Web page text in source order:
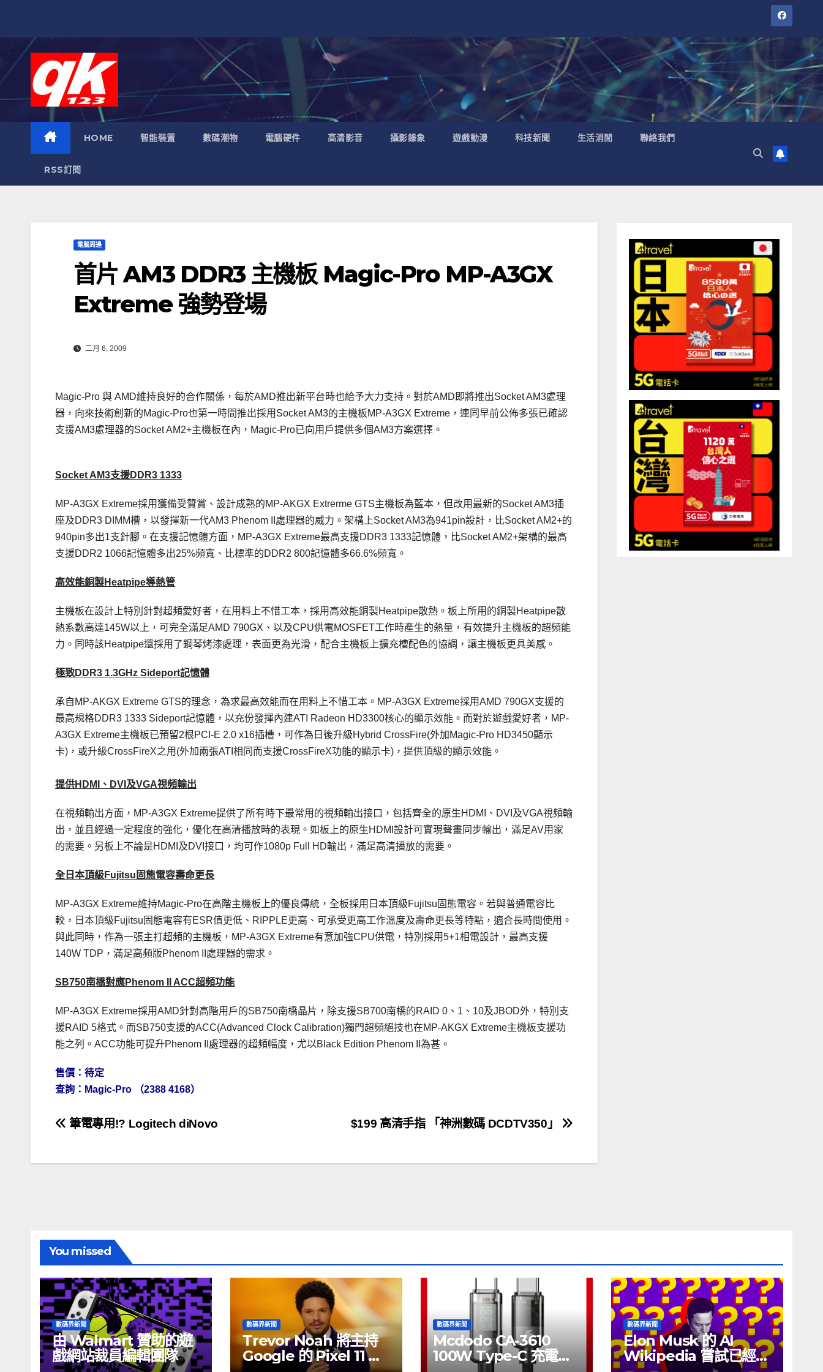
HOME 智能裝置 數碼潮物 電腦硬件 高清影音 攝影錄象 遊戲動漫 科技新聞 生活消閒 聯絡我們
RSS訂閱
電腦周邊
首片 AM3 DDR3 主機板 Magic-Pro MP-A3GX
Extreme 強勢登場
二月 6, 2009
Magic-Pro 與 AMD維持良好的合作關係，每於AMD推出新平台時也給予大力支持。對於AMD即將推出Socket AM3處理
器，向來技術創新的Magic-Pro也第一時間推出採用Socket AM3的主機板MP-A3GX Extreme，連同早前公佈多張已確認
支援AM3處理器的Socket AM2+主機板在內，Magic-Pro已向用戶提供多個AM3方案選擇。
Socket AM3支援DDR3 1333
MP-A3GX Extreme採用獲備受贊賞、設計成熟的MP-AKGX Extrerme GTS主機板為藍本，但改用最新的Socket AM3插
座及DDR3 DIMM槽，以發揮新一代AM3 Phenom II處理器的威力。架構上Socket AM3為941pin設計，比Socket AM2+的
940pin多出1支針腳。在支援記憶體方面，MP-A3GX Extreme最高支援DDR3 1333記憶體，比Socket AM2+架構的最高
支援DDR2 1066記憶體多出25%頻寬、比標準的DDR2 800記憶體多66.6%頻寬。
高效能銅製Heatpipe導熱管
主機板在設計上特別針對超頻愛好者，在用料上不惜工本，採用高效能銅製Heatpipe散熱。板上所用的銅製Heatpipe散
熱系數高達145W以上，可完全滿足AMD 790GX、以及CPU供電MOSFET工作時產生的熱量，有效提升主機板的超頻能
力。同時該Heatpipe還採用了鋼琴烤漆處理，表面更為光滑，配合主機板上擴充槽配色的協調，讓主機板更具美感。
極致DDR3 1.3GHz Sideport記憶體
承自MP-AKGX Extreme GTS的理念，為求最高效能而在用料上不惜工本。MP-A3GX Extreme採用AMD 790GX支援的
最高規格DDR3 1333 Sideport記憶體，以充份發揮內建ATI Radeon HD3300核心的顯示效能。而對於遊戲愛好者，MP-
A3GX Extreme主機板已預留2根PCI-E 2.0 x16插槽，可作為日後升級Hybrid CrossFire(外加Magic-Pro HD3450顯示
卡)，或升級CrossFireX之用(外加兩張ATI相同而支援CrossFireX功能的顯示卡)，提供頂級的顯示效能。
提供HDMI、DVI及VGA視頻輸出
在視頻輸出方面，MP-A3GX Extreme提供了所有時下最常用的視頻輸出接口，包括齊全的原生HDMI、DVI及VGA視頻輸
出，並且經過一定程度的強化，優化在高清播放時的表現。如板上的原生HDMI設計可實現聲畫同步輸出，滿足AV用家
的需要。另板上不論是HDMI及DVI接口，均可作1080p Full HD輸出，滿足高清播放的需要。
全日本頂級Fujitsu固態電容壽命更長
MP-A3GX Extreme維持Magic-Pro在高階主機板上的優良傳統，全板採用日本頂級Fujitsu固態電容。若與普通電容比
較，日本頂級Fujitsu固態電容有ESR值更低、RIPPLE更高、可承受更高工作溫度及壽命更長等特點，適合長時間使用。
與此同時，作為一張主打超頻的主機板，MP-A3GX Extreme有意加強CPU供電，特別採用5+1相電設計，最高支援
140W TDP，滿足高頻版Phenom II處理器的需求。
SB750南橋對應Phenom II ACC超頻功能
MP-A3GX Extreme採用AMD針對高階用戶的SB750南橋晶片，除支援SB700南橋的RAID 0、1、10及JBOD外，特別支
援RAID 5格式。而SB750支援的ACC(Advanced Clock Calibration)獨門超頻絕技也在MP-AKGX Extreme主機板支援功
能之列。ACC功能可提升Phenom II處理器的超頻幅度，尤以Black Edition Phenom II為甚。
售價：待定
查詢：Magic-Pro （2388 4168）
文
$199 高清手指 「神洲數碼 DCDTV350」
筆電專用!? Logitech diNovo
You missed
數碼界新聞
由 Walmart 贊助的遊
戲網站裁員編輯團隊
數碼界新聞
Trevor Noah 將主持
Google 的 Pixel 11 推
數碼界新聞
Mcdodo CA-3610
100W Type-C 充電線
數碼界新聞
Elon Musk 的 AI
Wikipedia 嘗試已經幾